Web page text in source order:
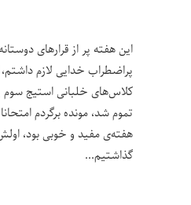
این هفته پر از قرارهای
پراضطراب خدایی لازم داشتم،
تموم شد، مونده برگردم
هفته‌ی مفید و خوبی بود، اولش
گذاشتیم